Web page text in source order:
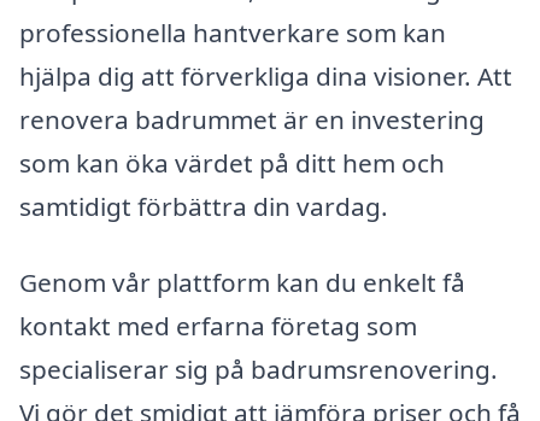
professionella hantverkare som kan
hjälpa dig att förverkliga dina visioner. Att
renovera badrummet är en investering
som kan öka värdet på ditt hem och
samtidigt förbättra din vardag.
Genom vår plattform kan du enkelt få
kontakt med erfarna företag som
specialiserar sig på badrumsrenovering.
Vi gör det smidigt att jämföra priser och få